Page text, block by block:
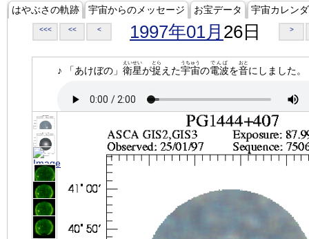
はやぶさの軌跡 宇宙からのメッセージ お宝データ 宇宙カレン
<<< << < 1997年01月 26日 >
♪ 「あけぼの」 衛星
えいせい
が捉
とら
えた宇宙
うちゅう
の電波
でんぱ
を音
おと
にしました。